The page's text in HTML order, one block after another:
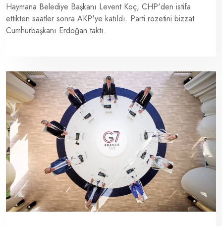
Haymana Belediye Başkanı Levent Koç, CHP'den istifa
ettikten saatler sonra AKP'ye katıldı. Parti rozetini bizzat
Cumhurbaşkanı Erdoğan taktı.